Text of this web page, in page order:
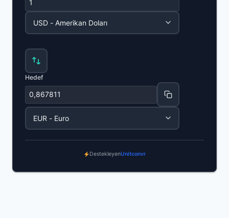
Hedef
DestekleyenUnitconvr